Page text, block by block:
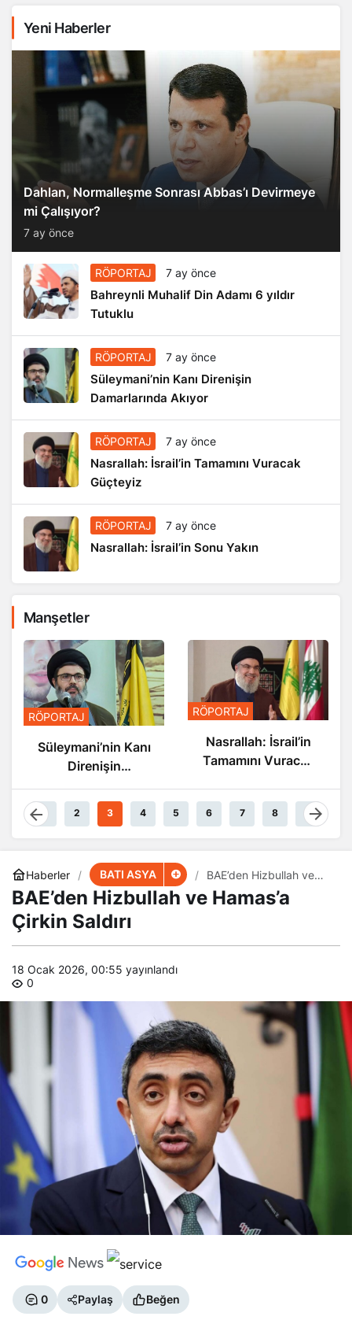
Yeni Haberler
Dahlan, Normalleşme Sonrası Abbas’ı Devirmeye
mi Çalışıyor?
7 ay önce
RÖPORTAJ 7 ay önce
Bahreynli Muhalif Din Adamı 6 yıldır
Tutuklu
RÖPORTAJ 7 ay önce
Süleymani’nin Kanı Direnişin
Damarlarında Akıyor
RÖPORTAJ 7 ay önce
Nasrallah: İsrail’in Tamamını Vuracak
Güçteyiz
RÖPORTAJ 7 ay önce
Nasrallah: İsrail’in Sonu Yakın
Manşetler
RÖPORTAJ
Nasrallah: İsrail’in
Tamamını Vuracak
Güçteyiz
RÖPORTAJ
Nasrallah: İsrail’in
Sonu Yakın
1 2 3 4 5 6 7 8 9
Haberler BATI ASYA
BAE’den Hizbullah ve
Hamas’a Çirkin Saldırı
BAE’den Hizbullah ve Hamas’a
Çirkin Saldırı
18 Ocak 2026, 00:55 yayınlandı
0
0 Paylaş Beğen